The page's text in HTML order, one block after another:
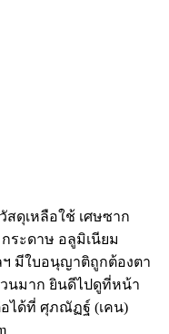
ดุเหลือใช้ เศษซาก
ระดาษ อลูมิเนียม
ฯ มีใบอนุญาติถูกต้องตา
นมาก ยินดีไปดูที่หน้า
อได้ที่ ศุภณัฏฐ์ (เคน)